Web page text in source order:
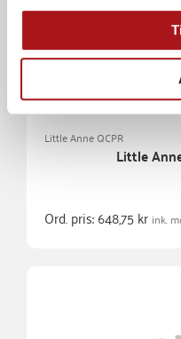
Little Anne QCPR
Little
Ord. pris:648,75kr ink.